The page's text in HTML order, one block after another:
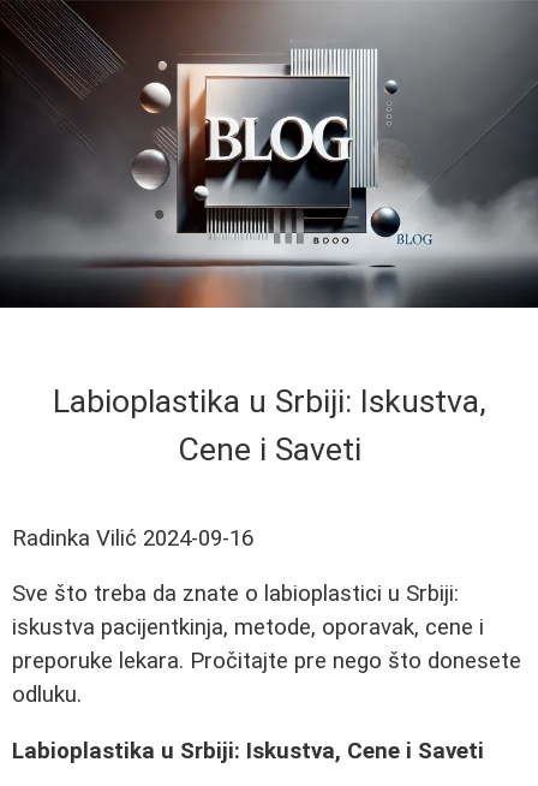
Labioplastika u Srbiji: Iskustva,
Cene i Saveti
Radinka Vilić 2024-09-16
Sve što treba da znate o labioplastici u Srbiji:
iskustva pacijentkinja, metode, oporavak, cene i
preporuke lekara. Pročitajte pre nego što donesete
odluku.
Labioplastika u Srbiji: Iskustva, Cene i Saveti